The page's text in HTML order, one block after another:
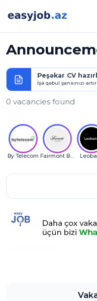
Peşəkar CV
İşə qəbul şansınızı
0 vacancies found
By Telecom Fairmont Baku